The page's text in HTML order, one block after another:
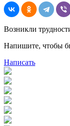
Возникли
Напишите, чтобы
Написать